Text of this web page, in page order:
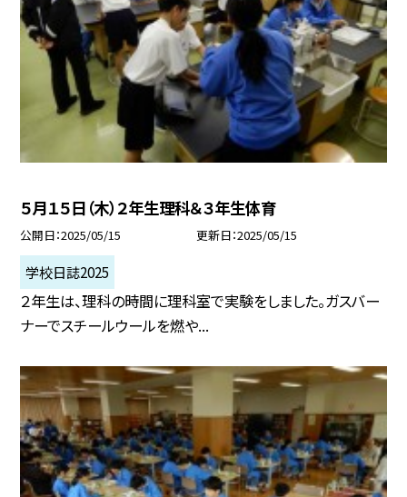
５月１５日（木）２年生理科＆３年生体育
公開日 2025/05/15 更新日 2025/05/15
学校日誌2025
２年生は、理科の時間に理科室で実験をしました。ガスバー
ナーでスチールウールを燃や...